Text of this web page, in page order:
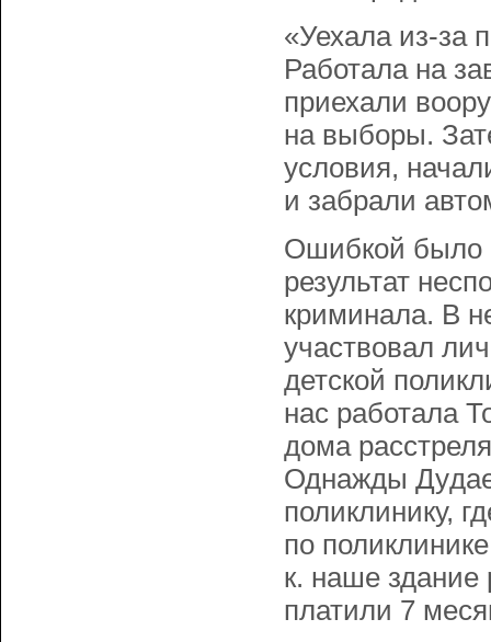
«Уехала из-за
Работала на
приехали
на выборы.
условия,
и забрали
Ошибкой было
результат
криминала. В
участвовал
детской
нас работала
дома
Однажды
поликлинику,
по
к. наше
платили 7